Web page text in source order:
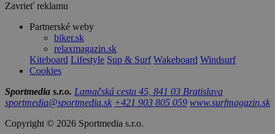
Zavrieť reklamu
Partnerské weby
biker.sk
relaxmagazin.sk
Kiteboard Lifestyle Sup & Surf Wakeboard Windsurf
Cookies
Sportmedia s.r.o. Lamačská cesta 45, 841 03 Bratislava
sportmedia@sportmedia.sk +421 903 805 059 www.surfmagazin.sk
Copyright © 2026 Sportmedia s.r.o.